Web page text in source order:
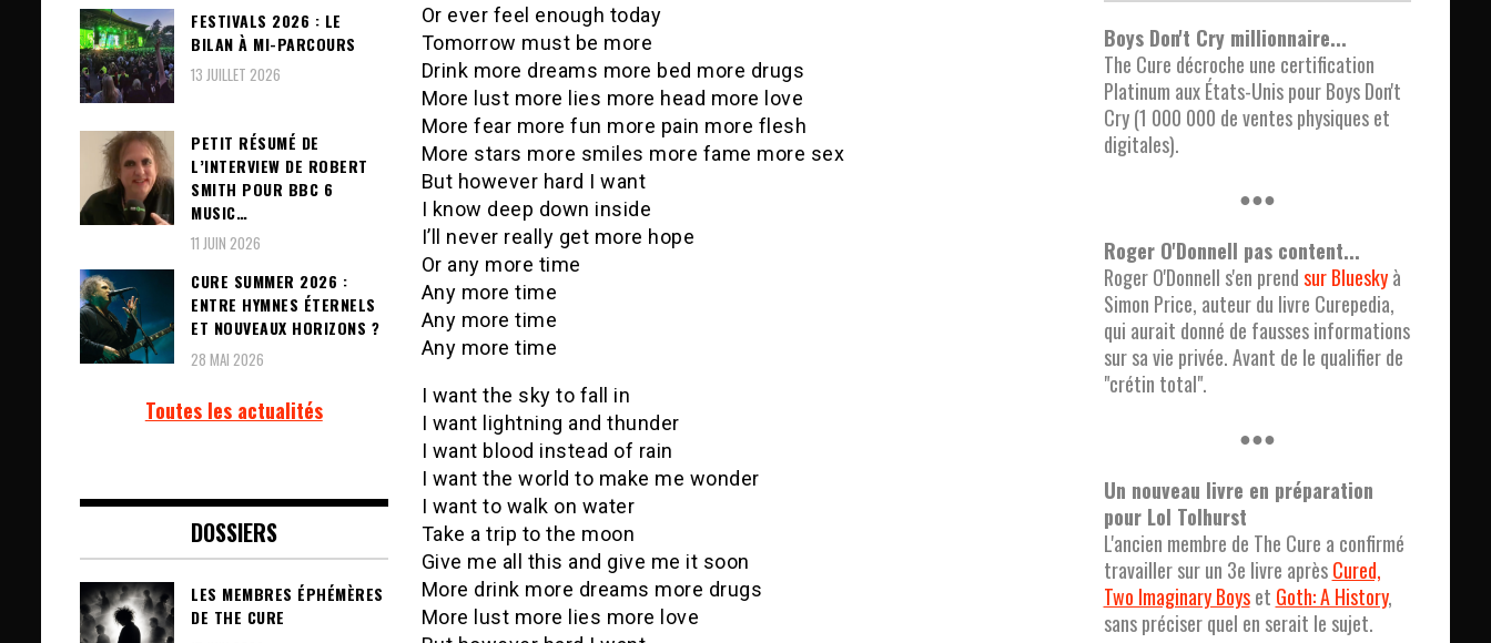
Or ever feel enough today
Tomorrow must be more
Drink more dreams more bed more drugs
More lust more lies more head more love
More fear more fun more pain more flesh
More stars more smiles more fame more sex
But however hard I want
I know deep down inside
I’ll never really get more hope
Or any more time
Any more time
Any more time
Any more time
I want the sky to fall in
I want lightning and thunder
I want blood instead of rain
I want the world to make me wonder
I want to walk on water
Take a trip to the moon
Give me all this and give me it soon
More drink more dreams more drugs
More lust more lies more love
FESTIVALS 2026 : LE
BILAN À MI-PARCOURS
13 JUILLET 2026
PETIT RÉSUMÉ DE
L’INTERVIEW DE ROBERT
SMITH POUR BBC 6
MUSIC…
11 JUIN 2026
CURE SUMMER 2026 :
ENTRE HYMNES ÉTERNELS
ET NOUVEAUX HORIZONS ?
28 MAI 2026
Toutes les actualités
DOSSIERS
LES MEMBRES ÉPHÉMÈRES
DE THE CURE
Boys Don't Cry millionnaire...
The Cure décroche une certification
Platinum aux États-Unis pour Boys Don't
Cry (1 000 000 de ventes physiques et
digitales).
●●●
Roger O'Donnell pas content...
Roger O'Donnell s'en prendsur Blueskyà
Simon Price, auteur du livre Curepedia,
qui aurait donné de fausses informations
sur sa vie privée. Avant de le qualifier de
"crétin total".
●●●
Un nouveau livre en préparation
pour Lol Tolhurst
L'ancien membre de The Cure a confirmé
travailler sur un 3e livre aprèsCured,
Two Imaginary Boyset Goth: A History,
sans préciser quel en serait le sujet.